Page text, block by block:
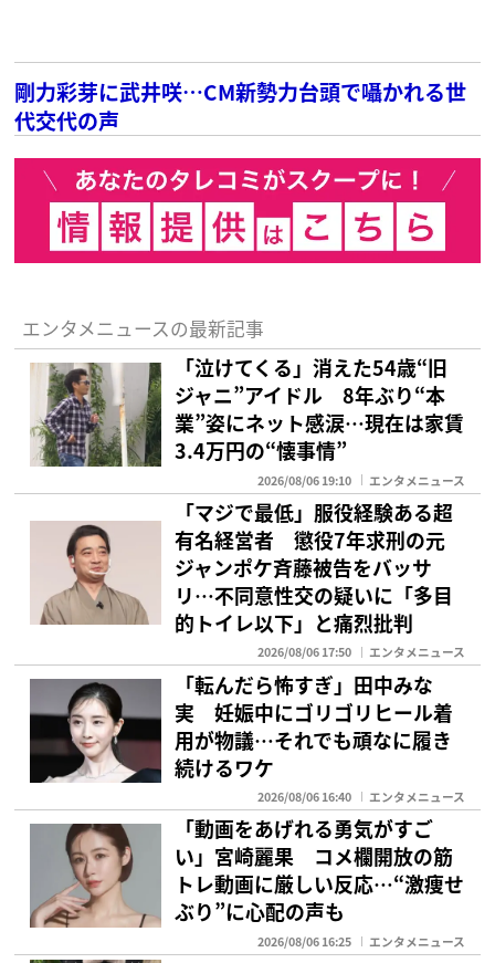
剛力彩芽に武井咲…CM新勢力台頭で囁かれる世
代交代の声
エンタメニュースの最新記事
「泣けてくる」消えた54歳“旧
ジャニ”アイドル 8年ぶり“本
業”姿にネット感涙…現在は家賃
3.4万円の“懐事情”
2026/08/06 19:10 エンタメニュース
「マジで最低」服役経験ある超
有名経営者 懲役7年求刑の元
ジャンポケ斉藤被告をバッサ
リ…不同意性交の疑いに「多目
的トイレ以下」と痛烈批判
2026/08/06 17:50 エンタメニュース
「転んだら怖すぎ」田中みな
実 妊娠中にゴリゴリヒール着
用が物議…それでも頑なに履き
続けるワケ
2026/08/06 16:40 エンタメニュース
「動画をあげれる勇気がすご
い」宮崎麗果 コメ欄開放の筋
トレ動画に厳しい反応…“激痩せ
ぶり”に心配の声も
2026/08/06 16:25 エンタメニュース